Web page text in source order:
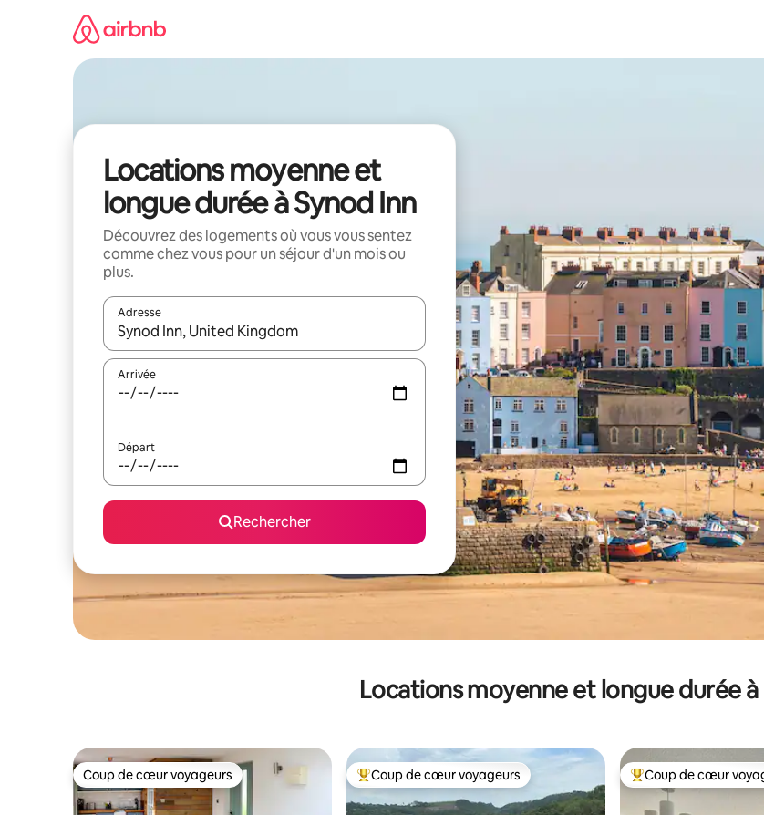
Locations moyenne et
longue durée à Synod Inn
Découvrez des logements où vous vous sentez
comme chez vous pour un séjour d'un mois ou
plus.
Adresse
Lorsque les résultats s'affichent, utilisez les flèches vers le haut et vers le bas pour les parcourir ou en
Arrivée
Départ
Rechercher
Locations moyenne et longue durée
Coup de cœur voyageurs
Coup de cœur voyageurs Coups de cœur voyageurs les plus appréciés
Coup de cœur voyageurs Coups de cœur
Coup de cœur